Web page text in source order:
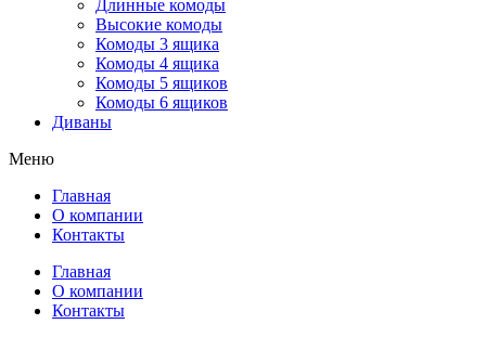
Длинные комоды
Высокие комоды
Комоды 3 ящика
Комоды 4 ящика
Комоды 5 ящиков
Комоды 6 ящиков
Диваны
Меню
Главная
О компании
Контакты
Главная
О компании
Контакты